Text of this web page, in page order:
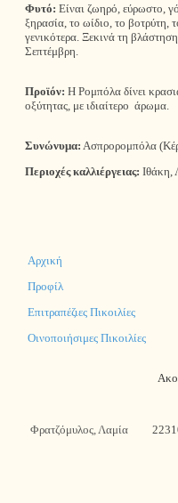
Φυτό: Είναι ζωηρό, εύρωστο,
ξηρασία, το ωίδιο, το βοτρύτη,
γενικότερα. Ξεκινά τη
Σεπτέμβρη.
Προϊόν: Η Ρομπόλα δίνει
οξύτητας, με ιδιαίτερο άρωμα.
Συνώνυμα: Ασπρορομπόλα
Περιοχές καλλιέργειας: Ιθάκη,
Αρχική
Προφίλ
Επιτραπέζιες Πικοιλίες
Οινοποιήσιμες Πικοιλίες
Φρατζόμυλος, Λαμία